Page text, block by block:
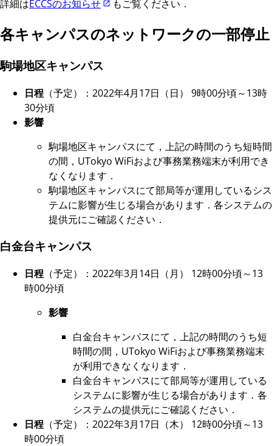
詳細はECCSのお知らせ もご覧ください．
各キャンパスのネットワークの一部停止
駒場地区キャンパス
日程 （予定）：2022年4月17日（日） 9時00分頃～13時
30分頃
影響
駒場地区キャンパスにて，上記の時間のうち短時間
の間，UTokyo WiFiおよび事務業務端末が利用でき
なくなります．
駒場地区キャンパスにて部局等が運用しているシス
テムに影響が生じる場合があります．各システムの
提供元にご確認ください．
白金台キャンパス
日程 （予定）：2022年3月14日（月） 12時00分頃～13
時00分頃
影響
白金台キャンパスにて，上記の時間のうち短
時間の間，UTokyo WiFiおよび事務業務端末
が利用できなくなります．
白金台キャンパスにて部局等が運用している
システムに影響が生じる場合があります．各
システムの提供元にご確認ください．
日程 （予定）：2022年3月17日（木） 12時00分頃～13
時00分頃